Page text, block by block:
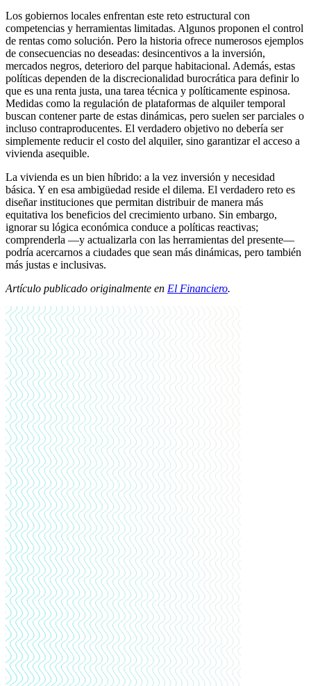
Los gobiernos locales enfrentan este reto estructural con
competencias y herramientas limitadas. Algunos proponen el control
de rentas como solución. Pero la historia ofrece numerosos ejemplos
de consecuencias no deseadas: desincentivos a la inversión,
mercados negros, deterioro del parque habitacional. Además, estas
políticas dependen de la discrecionalidad burocrática para definir lo
que es una renta justa, una tarea técnica y políticamente espinosa.
Medidas como la regulación de plataformas de alquiler temporal
buscan contener parte de estas dinámicas, pero suelen ser parciales o
incluso contraproducentes. El verdadero objetivo no debería ser
simplemente reducir el costo del alquiler, sino garantizar el acceso a
vivienda asequible.
La vivienda es un bien híbrido: a la vez inversión y necesidad
básica. Y en esa ambigüedad reside el dilema. El verdadero reto es
diseñar instituciones que permitan distribuir de manera más
equitativa los beneficios del crecimiento urbano. Sin embargo,
ignorar su lógica económica conduce a políticas reactivas;
comprenderla —y actualizarla con las herramientas del presente—
podría acercarnos a ciudades que sean más dinámicas, pero también
más justas e inclusivas.
Artículo publicado originalmente en El Financiero.